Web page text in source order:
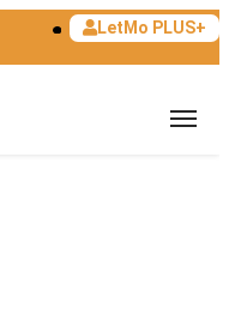
LetMo PLUS+